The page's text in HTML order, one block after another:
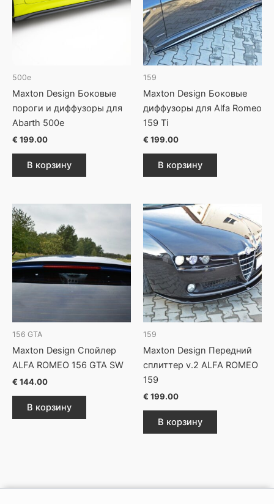
500e
Maxton Design Боковые
пороги и диффузоры для
Abarth 500e
€ 199.00
В корзину
159
Maxton Design Боковые
диффузоры для Alfa Romeo
159 Ti
€ 199.00
В корзину
156 GTA
Maxton Design Спойлер
ALFA ROMEO 156 GTA SW
€ 144.00
В корзину
159
Maxton Design Передний
сплиттер v.2 ALFA ROMEO
159
€ 199.00
В корзину